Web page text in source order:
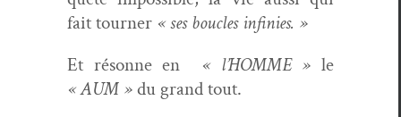
fait tourn­er « ses boucles infinies. »
Et résonne en « l’HOMME »le
« AUM »du grand tout.